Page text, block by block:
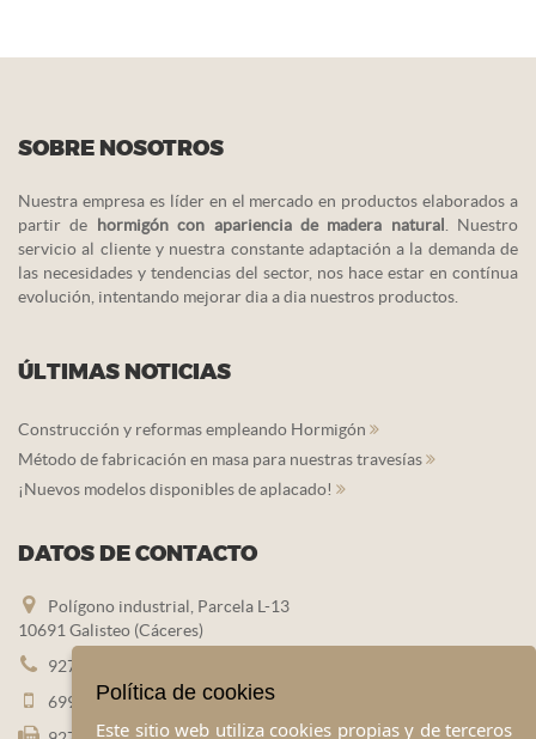
SOBRE NOSOTROS
Nuestra empresa es líder en el mercado en productos elaborados a
partir de hormigón con apariencia de madera natural
. Nuestro
servicio al cliente y nuestra constante adaptación a la demanda de
las necesidades y tendencias del sector, nos hace estar en contínua
evolución, intentando mejorar dia a dia nuestros productos.
ÚLTIMAS NOTICIAS
Construcción y reformas empleando Hormigón
Método de fabricación en masa para nuestras travesías
¡Nuevos modelos disponibles de aplacado!
DATOS DE CONTACTO
Polígono industrial, Parcela L-13
10691 Galisteo (Cáceres)
927 452 383
699 445 560Política de cookies
Este sitio web utiliza cookies propias y de terceros